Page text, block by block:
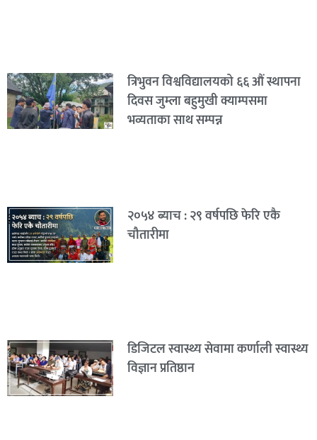
त्रिभुवन विश्वविद्यालयको ६६ औं स्थापना
दिवस जुम्ला बहुमुखी क्याम्पसमा
भव्यताका साथ सम्पन्न
२०५४ ब्याच : २९ वर्षपछि फेरि एकै
चौतारीमा
डिजिटल स्वास्थ्य सेवामा कर्णाली स्वास्थ्य
विज्ञान प्रतिष्ठान